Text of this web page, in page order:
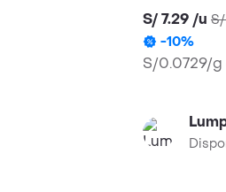
S/ 7.29 /u
-10%
S/0.0729/g